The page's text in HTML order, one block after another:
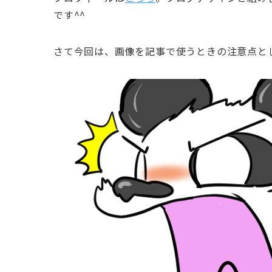
です^^
さて今回は、画像を記事で使うときの注意点と